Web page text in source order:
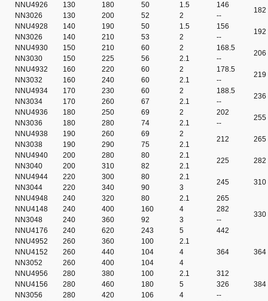
NNU4926
130 180 50 1.5 146
182
NN3026 130 200 52 2
--
NNU4928
140 190 50 1.5 156
192
NN3026 140 210 53 2
--
NNU4930
150 210 60 2 168.5
206
NN3030 150 225 56 2.1
--
NNU4932
160 220 60 2 178.5
219
NN3032 160 240 60 2.1
--
NNU4934
170 230 60 2 188.5
236
NN3034 170 260 67 2.1
--
NNU4936
180 250 69 2 202
255
NN3036 180 280 74 2.1
--
NNU4938
190 260 69 2
212 265
NN3038 190 290 75
2.1
NNU4940
200 280 80 2.1
225 282
NN3040 200 310 82
2.1
NNU4944
220 300 80 2.1
245 310
NN3044 220 340 90
3
NNU4948
240 320 80 2.1
265
330
NNU4148 240 400 160 4
282
NN3048
240 360 92 3
--
NNU4176
240 620 243 5
442
NNU4952
260 360 100
2.1
364
364
NNU4152 260 440 104
4
NN3052
260 400 104
4
NNU4956
280 380 100 2.1
312
384
NNU4156 280 460 180 5
326
NN3056
280 420 106 4
--